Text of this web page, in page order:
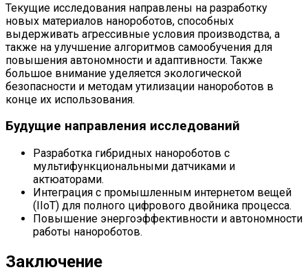
Текущие исследования направлены на разработку
новых материалов нанороботов, способных
выдерживать агрессивные условия производства, а
также на улучшение алгоритмов самообучения для
повышения автономности и адаптивности. Также
большое внимание уделяется экологической
безопасности и методам утилизации нанороботов в
конце их использования.
Будущие направления исследований
Разработка гибридных нанороботов с
мультифункциональными датчиками и
актюаторами.
Интеграция с промышленным интернетом вещей
(IIoT) для полного цифрового двойника процесса.
Повышение энергоэффективности и автономности
работы нанороботов.
Заключение